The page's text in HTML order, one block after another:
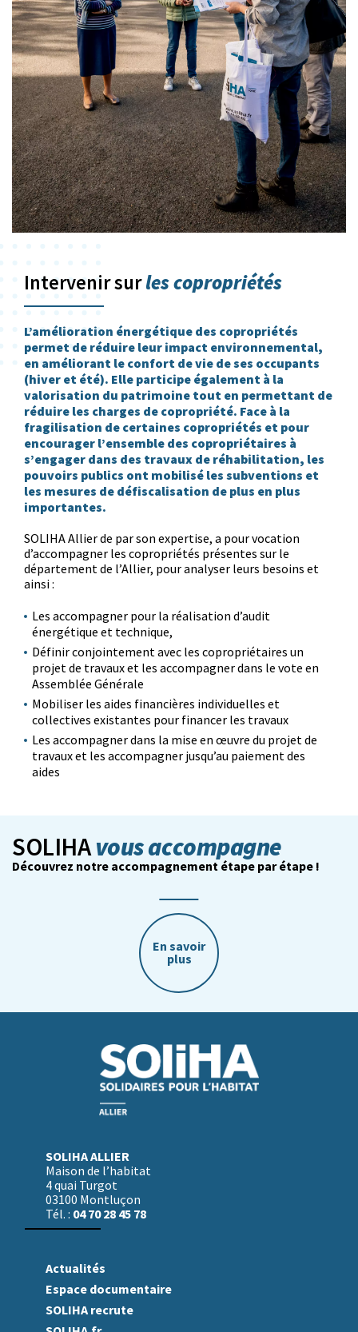
Intervenir surles copropriétés
L’amélioration énergétique des copropriétés
permet de réduire leur impact environnemental,
en améliorant le confort de vie de ses occupants
(hiver et été). Elle participe également à la
valorisation du patrimoine tout en permettant de
réduire les charges de copropriété. Face à la
fragilisation de certaines copropriétés et pour
encourager l’ensemble des copropriétaires à
s’engager dans des travaux de réhabilitation, les
pouvoirs publics ont mobilisé les subventions et
les mesures de défiscalisation de plus en plus
importantes.
SOLIHA Allier de par son expertise, a pour vocation
d’accompagner les copropriétés présentes sur le
département de l’Allier, pour analyser leurs besoins et
ainsi :
Les accompagner pour la réalisation d’audit
énergétique et technique,
Définir conjointement avec les copropriétaires un
projet de travaux et les accompagner dans le vote en
Assemblée Générale
Mobiliser les aides financières individuelles et
collectives existantes pour financer les travaux
Les accompagner dans la mise en œuvre du projet de
travaux et les accompagner jusqu’au paiement des
aides
SOLIHAvous accompagne
Découvrez notre accompagnement étape par étape !
En savoir
plus
SOLIHA ALLIER
Maison de l’habitat
4 quai Turgot
03100 Montluçon
Tél. : 04 70 28 45 78
Actualités
Espace documentaire
SOLIHA recrute